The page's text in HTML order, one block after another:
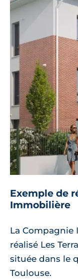
Exemple de
Immobilière
La
réalisé Les
située dans le
Toulouse.